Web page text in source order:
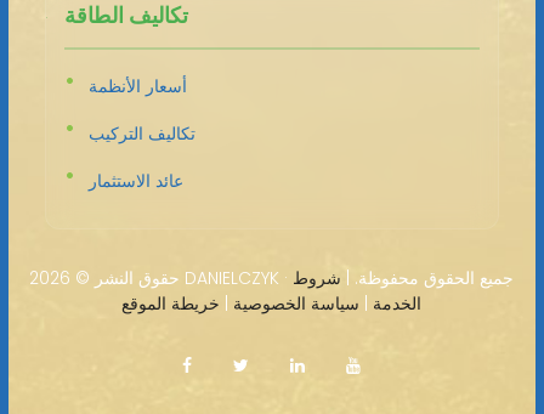
تكاليف الطاقة
أسعار الأنظمة
تكاليف التركيب
عائد الاستثمار
حقوق النشر © 2026 DANIELCZYK · جميع الحقوق محفوظة. | شروط
الخدمة
سياسة الخصوصية خريطة الموقع